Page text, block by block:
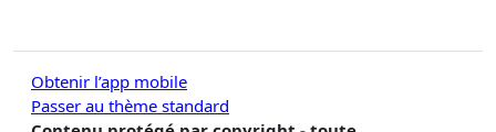
Obtenir l’app mobile
Passer au thème standard